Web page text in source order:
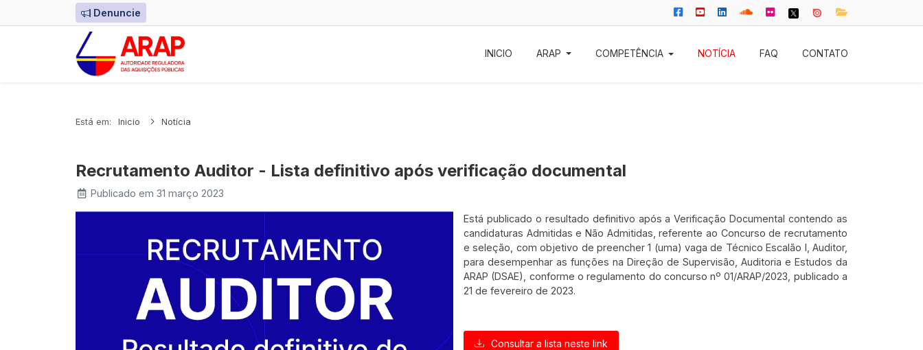
Denuncie
INICIO ARAP COMPETÊNCIA NOTÍCIA FAQ CONTATO
Está em: Inicio Notícia
Recrutamento Auditor - Lista definitivo após verificação documental
Publicado em 31 março 2023
Está publicado o resultado definitivo após a Verificação Documental contendo as
candidaturas Admitidas e Não Admitidas, referente ao Concurso de recrutamento
e seleção, com objetivo de preencher 1 (uma) vaga de Técnico Escalão I, Auditor,
para desempenhar as funções na Direção de Supervisão, Auditoria e Estudos da
ARAP (DSAE), conforme o regulamento do concurso nº 01/ARAP/2023, publicado a
21 de fevereiro de 2023.
Consultar a lista neste link